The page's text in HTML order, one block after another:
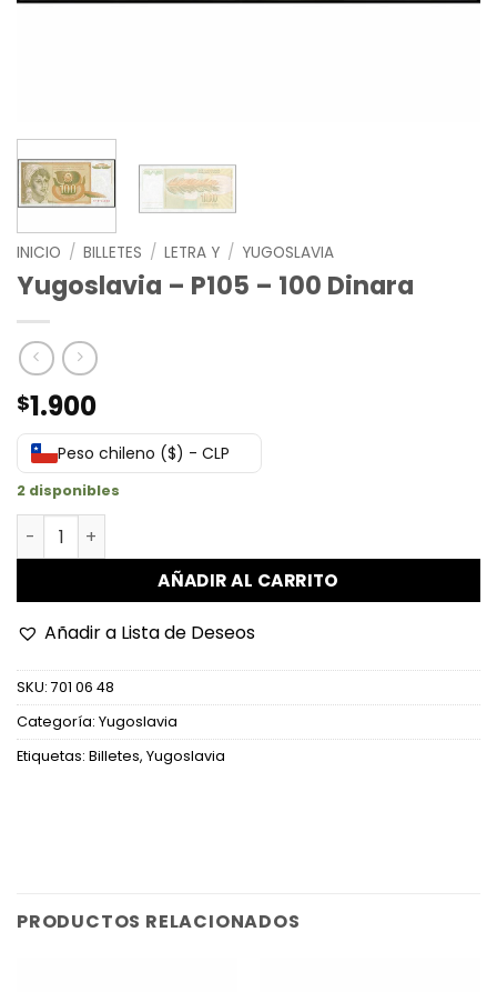
INICIO / BILLETES / LETRA Y / YUGOSLAVIA
Yugoslavia – P105 – 100 Dinara
$1.900
Peso chileno ($) - CLP
2 disponibles
Yugoslavia - P105 - 100 Dinara cantidad
AÑADIR AL CARRITO
Añadir a Lista de Deseos
SKU: 701 06 48
Categoría: Yugoslavia
Etiquetas: Billetes, Yugoslavia
PRODUCTOS RELACIONADOS